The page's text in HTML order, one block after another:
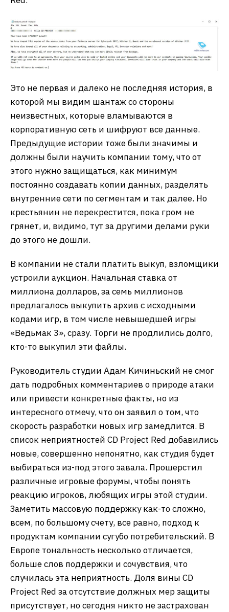
Это не первая и далеко не последняя история, в
которой мы видим шантаж со стороны
неизвестных, которые вламываются в
корпоративную сеть и шифруют все данные.
Предыдущие истории тоже были значимы и
должны были научить компании тому, что от
этого нужно защищаться, как минимум
постоянно создавать копии данных, разделять
внутренние сети по сегментам и так далее. Но
крестьянин не перекрестится, пока гром не
грянет, и, видимо, тут за другими делами руки
до этого не дошли.
В компании не стали платить выкуп, взломщики
устроили аукцион. Начальная ставка от
миллиона долларов, за семь миллионов
предлагалось выкупить архив с исходными
кодами игр, в том числе невышедшей игры
«Ведьмак 3», сразу. Торги не продлились долго,
кто-то выкупил эти файлы.
Руководитель студии Адам Кичиньский не смог
дать подробных комментариев о природе атаки
или привести конкретные факты, но из
интересного отмечу, что он заявил о том, что
скорость разработки новых игр замедлится. В
список неприятностей CD Project Red добавились
новые, совершенно непонятно, как студия будет
выбираться из-под этого завала. Прошерстил
различные игровые форумы, чтобы понять
реакцию игроков, любящих игры этой студии.
Заметить массовую поддержку как-то сложно,
всем, по большому счету, все равно, подход к
продуктам компании сугубо потребительский. В
Европе тональность несколько отличается,
больше слов поддержки и сочувствия, что
случилась эта неприятность. Доля вины CD
Project Red за отсутствие должных мер защиты
присутствует, но сегодня никто не застрахован